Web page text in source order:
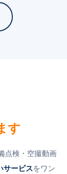
す
点検・空撮動画
サービスをワン